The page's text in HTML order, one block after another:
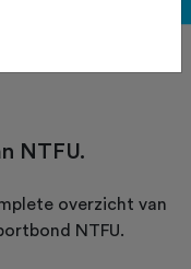
NTFU.
overzicht van
NTFU.